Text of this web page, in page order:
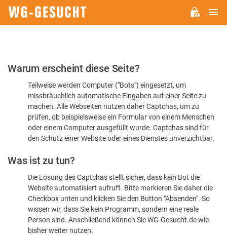
Bitte
dass
sind
Warum erscheint diese Seite?
Teilweise werden Computer ("Bots") eingesetzt, um
missbräuchlich automatische Eingaben auf einer Seite zu
machen. Alle Webseiten nutzen daher Captchas, um zu
prüfen, ob beispielsweise ein Formular von einem Menschen
oder einem Computer ausgefüllt wurde. Captchas sind für
den Schutz einer Website oder eines Dienstes unverzichtbar.
Was ist zu tun?
Die Lösung des Captchas stellt sicher, dass kein Bot die
Website automatisiert aufruft. Bitte markieren Sie daher die
Checkbox unten und klicken Sie den Button "Absenden". So
wissen wir, dass Sie kein Programm, sondern eine reale
Person sind. Anschließend können Sie WG-Gesucht.de wie
bisher weiter nutzen.